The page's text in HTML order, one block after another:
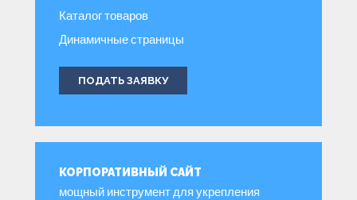
Каталог товаров
Динамичные страницы
ПОДАТЬ ЗАЯВКУ
КОРПОРАТИВНЫЙ САЙТ
мощный инструмент для укрепления